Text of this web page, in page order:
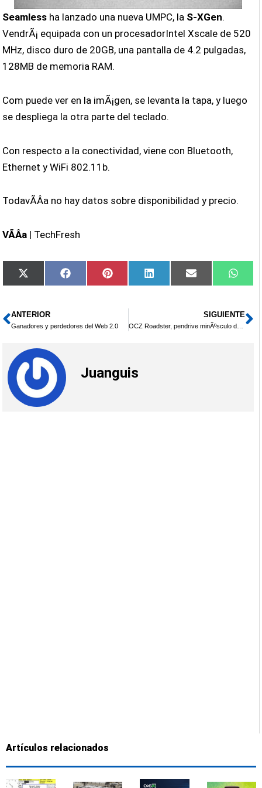
Seamless ha lanzado una nueva UMPC, la S-XGen.
VendrÃ¡ equipada con un procesadorIntel Xscale de 520
MHz, disco duro de 20GB, una pantalla de 4.2 pulgadas,
128MB de memoria RAM.
Com puede ver en la imÃ¡gen, se levanta la tapa, y luego
se despliega la otra parte del teclado.
Con respecto a la conectividad, viene con Bluetooth,
Ethernet y WiFi 802.11b.
TodavÃ­Â­a no hay datos sobre disponibilidad y precio.
VÃ­Â­a | TechFresh
Compartir
en
X
(Twitter)
Compartir
en
FacebookCompartir
en
PinterestCompartir
en
LinkedIn Compartir
en
Email
en
Ant
ANTERIOR
Ganadores y perdedores del Web 2.0
SIGUIENTE
OCZ Roadster, pendrive minÃºsculo de 1GB
Juanguis
Artículos relacionados